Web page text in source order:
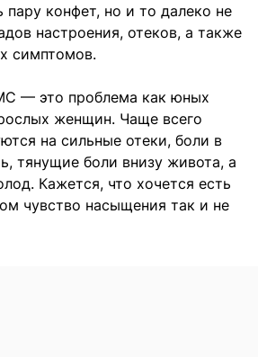
пару конфет, но и то далеко не
настроения, отеков, а также
симптомов.
— это проблема как юных
женщин. Чаще всего
на сильные отеки, боли в
тянущие боли внизу живота, а
Кажется, что хочется есть
чувство насыщения так и не